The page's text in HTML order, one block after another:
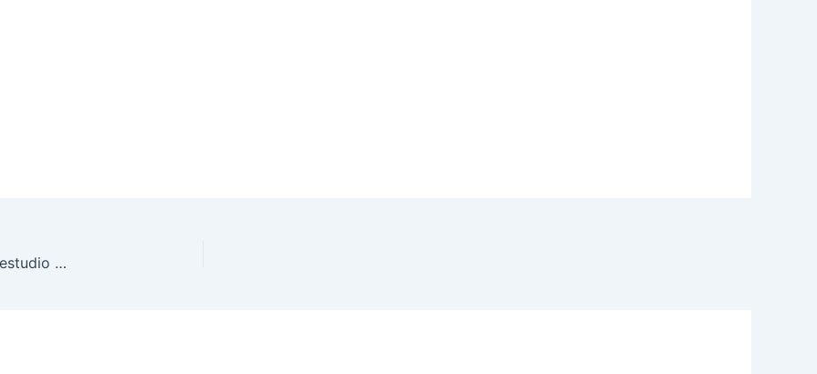
Presenta INE BCS el nuevo diseño del SICEE y el estudio muestral de participación ciudadana 2021